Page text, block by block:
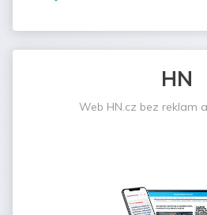
HN
Web HN.cz bez reklam